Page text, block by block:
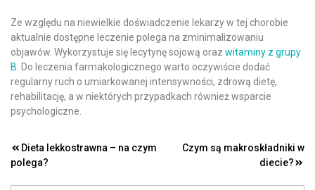
Ze względu na niewielkie doświadczenie lekarzy w tej chorobie
aktualnie dostępne leczenie polega na zminimalizowaniu
objawów. Wykorzystuje się lecytynę sojową oraz witaminy z grupy
B. Do leczenia farmakologicznego warto oczywiście dodać
regularny ruch o umiarkowanej intensywności, zdrową dietę,
rehabilitację, a w niektórych przypadkach również wsparcie
psychologiczne.
Nawigacja
wpisu
Dieta lekkostrawna – na czym
polega?
Czym są makroskładniki w
diecie?